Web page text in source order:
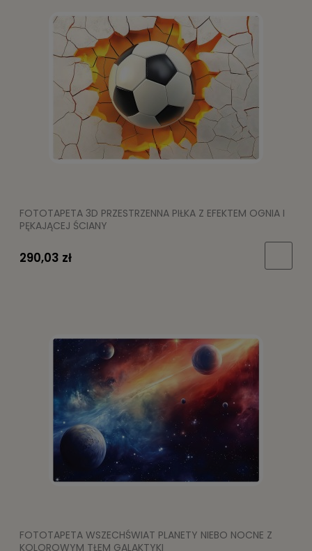
FOTOTAPETA 3D PRZESTRZENNA PIŁKA Z EFEKTEM OGNIA I
PĘKAJĄCEJ ŚCIANY
290,03 zł
FOTOTAPETA WSZECHŚWIAT PLANETY NIEBO NOCNE Z
KOLOROWYM TŁEM GALAKTYKI